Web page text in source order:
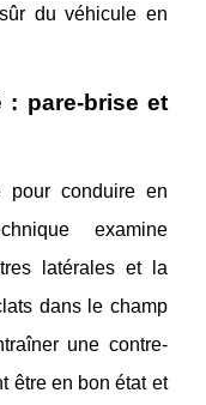
du véhicule en
: pare-brise et
pour conduire en
examine
latérales et la
dans le champ
une contre-
être en bon état et